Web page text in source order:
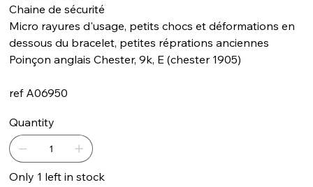
Chaine de sécurité
Micro rayures d'usage, petits chocs et déformations en
dessous du bracelet, petites réprations anciennes
Poinçon anglais Chester, 9k, E (chester 1905)
ref A06950
Quantity
Only 1 left in stock